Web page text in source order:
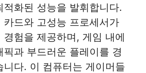
적화된 성능을 발휘합니다.
카드와 고성능 프로세서가
경험을 제공하며, 게임 내에
픽과 부드러운 플레이를 경
니다. 이 컴퓨터는 게이머들